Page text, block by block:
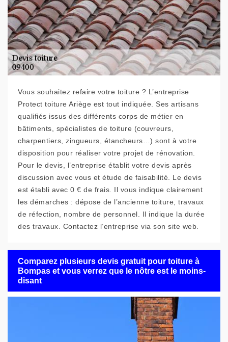
Vous souhaitez refaire votre toiture ? L’entreprise
Protect toiture Ariège est tout indiquée. Ses artisans
qualifiés issus des différents corps de métier en
bâtiments, spécialistes de toiture (couvreurs,
charpentiers, zingueurs, étancheurs…) sont à votre
disposition pour réaliser votre projet de rénovation.
Pour le devis, l’entreprise établit votre devis après
discussion avec vous et étude de faisabilité. Le devis
est établi avec 0 € de frais. Il vous indique clairement
les démarches : dépose de l’ancienne toiture, travaux
de réfection, nombre de personnel. Il indique la durée
des travaux. Contactez l’entreprise via son site web.
Comparez plusieurs devis gratuit pour toiture à
Bompas et vous verrez que le nôtre est le moins-
disant